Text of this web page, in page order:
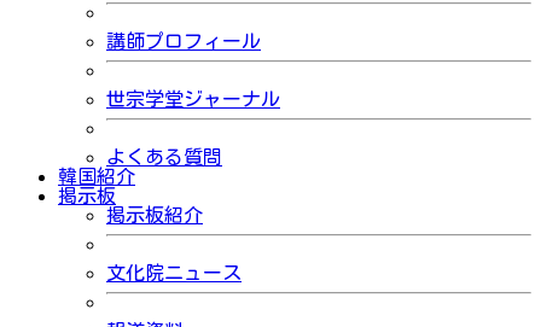
講師プロフィール
世宗学堂ジャーナル
よくある質問
韓国紹介
掲示板
掲示板紹介
文化院ニュース